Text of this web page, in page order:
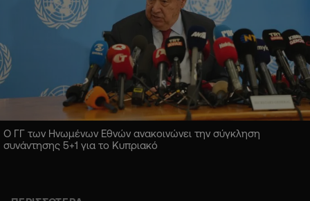
Ο ΓΓ των Ηνωμένων Εθνών ανακοινώνει την σύγκληση
συνάντησης 5+1 για το Κυπριακό